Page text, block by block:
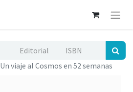
Un viaje al Cosmos en 52 semanas